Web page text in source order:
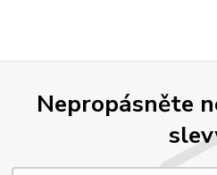
Nepropásněte